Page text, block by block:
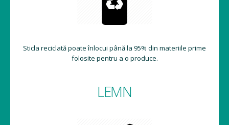
Sticla reciclată poate înlocui până la 95% din materiile prime
folosite pentru a o produce.
LEMN